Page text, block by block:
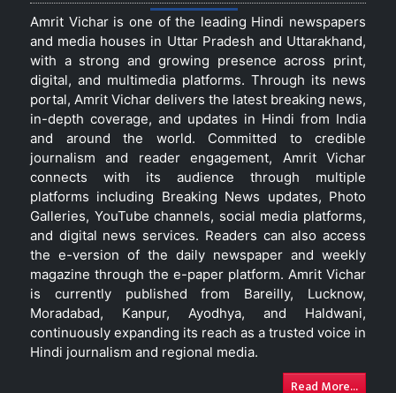
Amrit Vichar is one of the leading Hindi newspapers
and media houses in Uttar Pradesh and Uttarakhand,
with a strong and growing presence across print,
digital, and multimedia platforms. Through its news
portal, Amrit Vichar delivers the latest breaking news,
in-depth coverage, and updates in Hindi from India
and around the world. Committed to credible
journalism and reader engagement, Amrit Vichar
connects with its audience through multiple
platforms including Breaking News updates, Photo
Galleries, YouTube channels, social media platforms,
and digital news services. Readers can also access
the e-version of the daily newspaper and weekly
magazine through the e-paper platform. Amrit Vichar
is currently published from Bareilly, Lucknow,
Moradabad, Kanpur, Ayodhya, and Haldwani,
continuously expanding its reach as a trusted voice in
Hindi journalism and regional media.
Read More...